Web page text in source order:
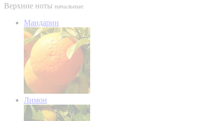
Верхние ноты начальные
Мандарин
Лимон